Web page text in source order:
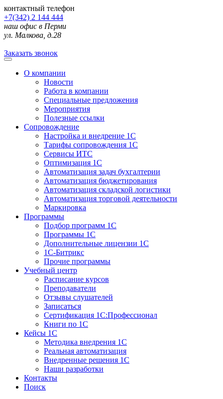
контактный телефон
+7(342) 2 144 444
наш офис в Перми
ул. Малкова, д.28
Заказать звонок
О компании
Новости
Работа в компании
Специальные предложения
Мероприятия
Полезные ссылки
Сопровождение
Настройка и внедрение 1С
Тарифы сопровождения 1С
Сервисы ИТС
Оптимизация 1С
Автоматизация задач бухгалтерии
Автоматизация бюджетирования
Автоматизация складской логистики
Автоматизация торговой деятельности
Маркировка
Программы
Подбор программ 1С
Программы 1С
Дополнительные лицензии 1С
1С-Битрикс
Прочие программы
Учебный центр
Расписание курсов
Преподаватели
Отзывы слушателей
Записаться
Сертификация 1С:Профессионал
Книги по 1С
Кейсы 1С
Методика внедрения 1С
Реальная автоматизация
Внедренные решения 1С
Наши разработки
Контакты
Поиск